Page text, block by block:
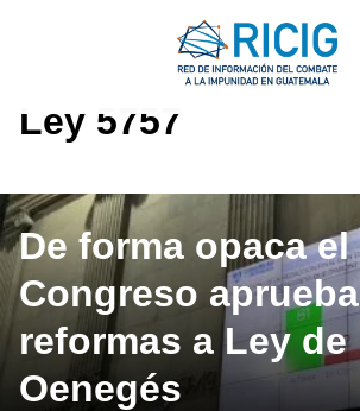
Ley 5757
De forma opaca el
Congreso aprueba
reformas a Ley de
Oenegés